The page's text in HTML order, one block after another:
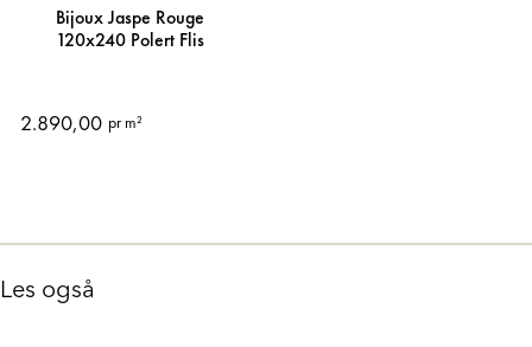
Bijoux Jaspe Rouge
120x240 Polert Flis
2.890,00 pr m²
Les også